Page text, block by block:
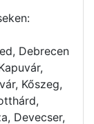
Debrecen
Kőszeg,
Devecser,